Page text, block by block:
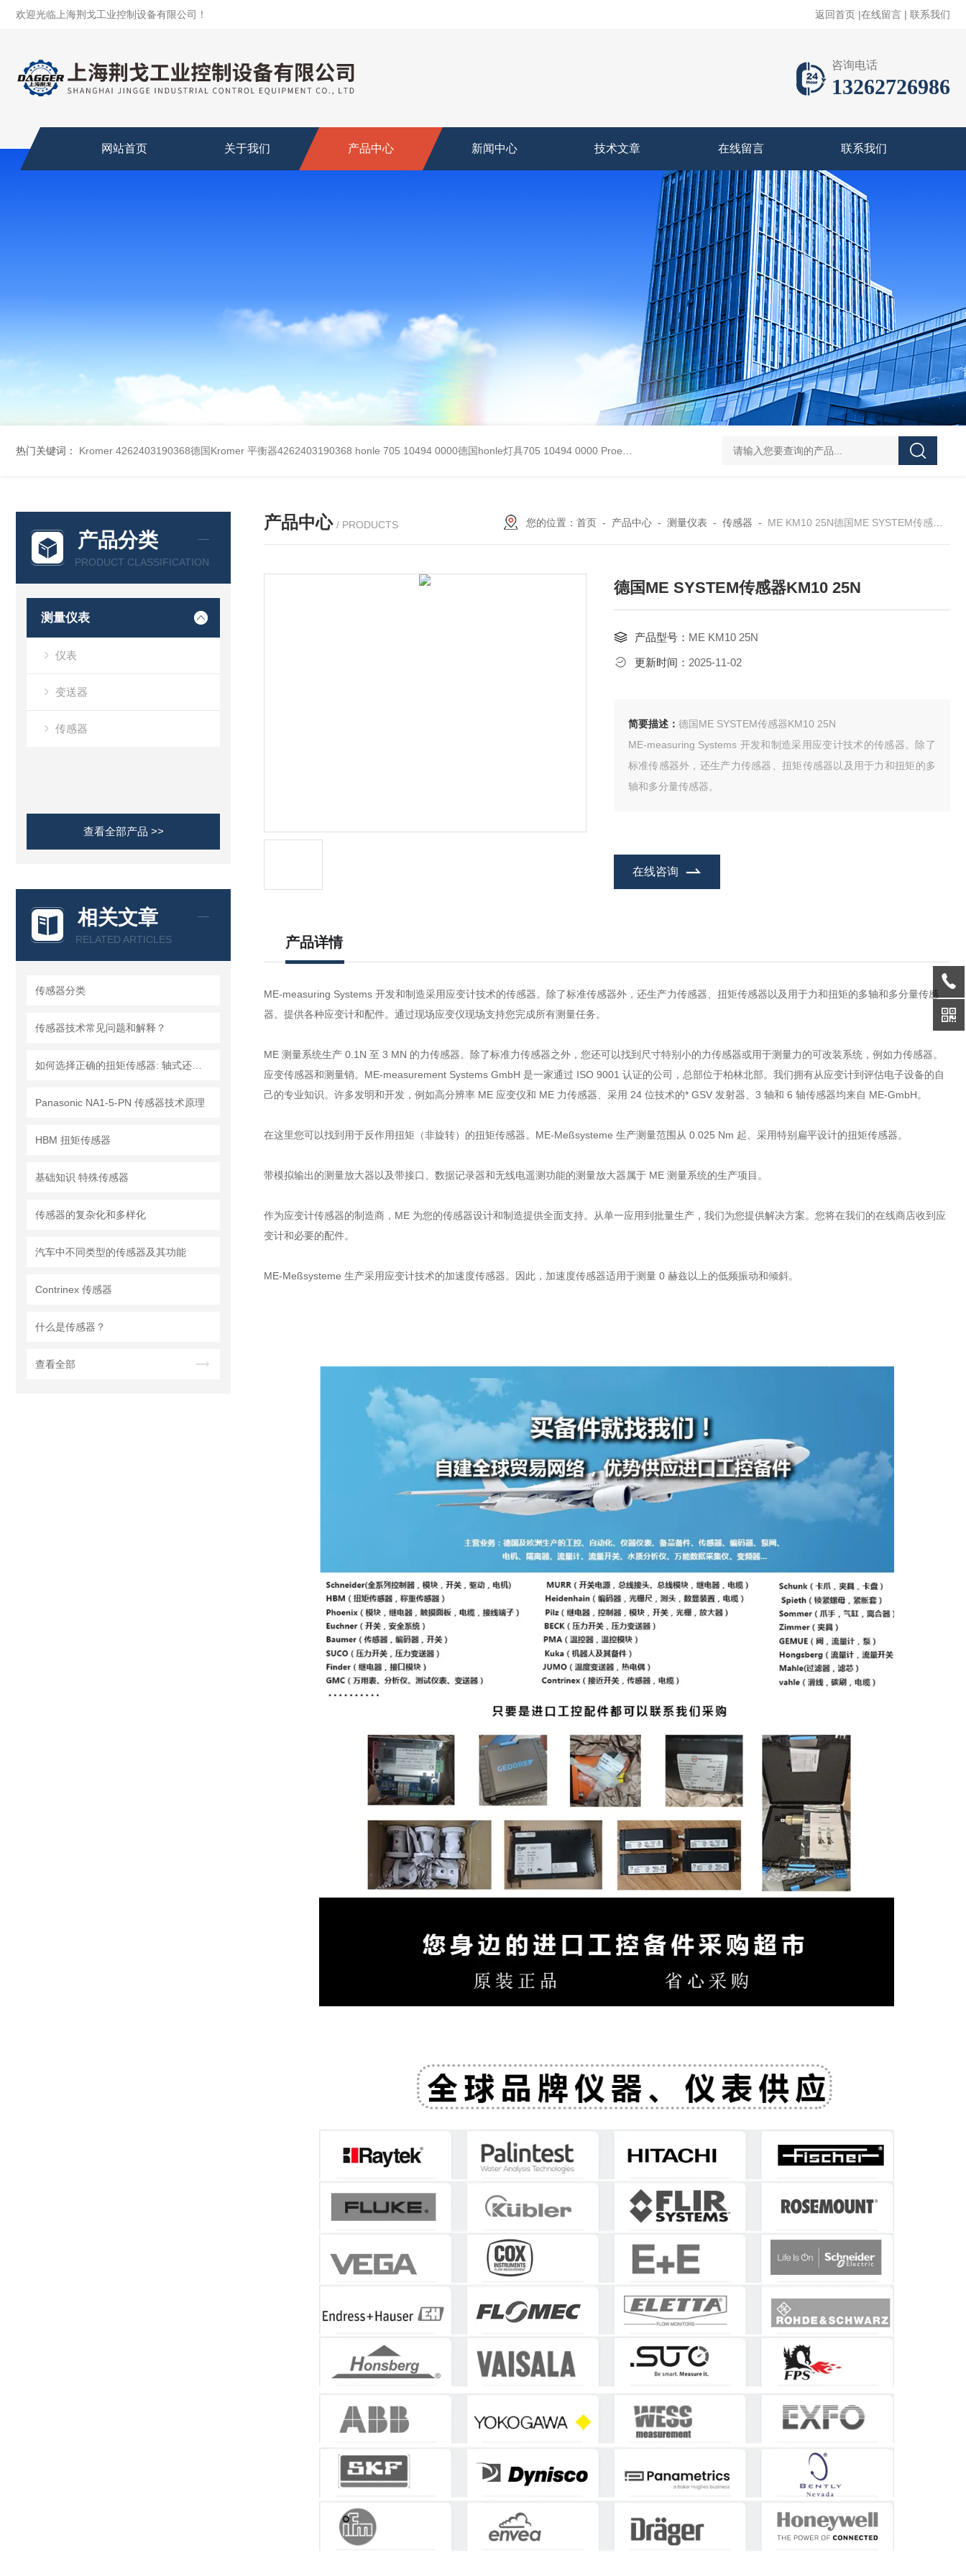
欢迎光临上海荆戈工业控制设备有限公司！ 返回首页 |在线留言 | 联系我们
咨询电话
13262726986
网站首页 关于我们 产品中心 新闻中心 技术文章 在线留言 联系我们
热门关键词： Kromer 4262403190368德国Kromer 平衡器4262403190368 honle 705 10494 0000德国honle灯具705 10494 0000 Proemion wireless 4001德国Proemion模块CANlink wireless 4001 asutec ASU-
产品分类
PRODUCT CLASSIFICATION
测量仪表
仪表
变送器
传感器
查看全部产品 >>
相关文章
RELATED ARTICLES
传感器分类
传感器技术常见问题和解释？
Panasonic NA1-5-PN 传感器技术原理
HBM 扭矩传感器
基础知识 特殊传感器
传感器的复杂化和多样化
汽车中不同类型的传感器及其功能
Contrinex 传感器
什么是传感器？
查看全部
产品中心 / PRODUCTS 您的位置： 首页- 产品中心- 测量仪表 - 传感器 - ME KM10 25N德国ME SYSTEM传感器KM10 25N
德国ME SYSTEM传感器KM10 25N
产品型号： ME KM10 25N
更新时间： 2025-11-02
简要描述： 德国ME SYSTEM传感器KM10 25N
ME-measuring Systems 开发和制造采用应变计技术的传感器。除了
标准传感器外，还生产力传感器、扭矩传感器以及用于力和扭矩的多
轴和多分量传感器。
在线咨询
产品详情
ME-measuring Systems 开发和制造采用应变计技术的传感器。除了标准传感器外，还生产力传感器、扭矩传感器以及用于力和扭矩的多轴和多分量传感
器。提供各种应变计和配件。通过现场应变仪现场支持您完成所有测量任务。
ME 测量系统生产 0.1N 至 3 MN 的力传感器。除了标准力传感器之外，您还可以找到尺寸特别小的力传感器或用于测量力的可改装系统，例如力传感器。
应变传感器和测量销。ME-measurement Systems GmbH 是一家通过 ISO 9001 认证的公司，总部位于柏林北部。我们拥有从应变计到评估电子设备的自
己的专业知识。许多发明和开发，例如高分辨率 ME 应变仪和 ME 力传感器、采用 24 位技术的* GSV 发射器、3 轴和 6 轴传感器均来自 ME-GmbH。
在这里您可以找到用于反作用扭矩（非旋转）的扭矩传感器。ME-Meßsysteme 生产测量范围从 0.025 Nm 起、采用特别扁平设计的扭矩传感器。
带模拟输出的测量放大器以及带接口、数据记录器和无线电遥测功能的测量放大器属于 ME 测量系统的生产项目。
作为应变计传感器的制造商，ME 为您的传感器设计和制造提供全面支持。从单一应用到批量生产，我们为您提供解决方案。您将在我们的在线商店收到应
变计和必要的配件。
ME-Meßsysteme 生产采用应变计技术的加速度传感器。因此，加速度传感器适用于测量 0 赫兹以上的低频振动和倾斜。